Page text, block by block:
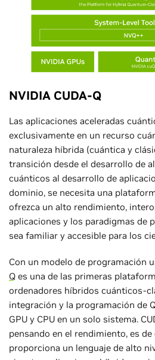
NVIDIA CUDA-Q
Las aplicaciones aceleradas
exclusivamente en un recurso
naturaleza híbrida (cuántica y
transición desde el desarrollo de
cuánticos al desarrollo de
dominio, se necesita una
ofrezca un alto rendimiento,
aplicaciones y los paradigmas de
sea familiar y accesible para los
Con un modelo de programación
Q es una de las primeras
ordenadores híbridos cuánticos-
integración y la programación de
GPU y CPU en un solo sistema.
pensando en el rendimiento, es
proporciona un lenguaje de alto